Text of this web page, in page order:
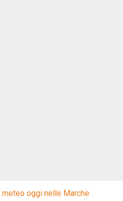
meteo oggi nelle Marche